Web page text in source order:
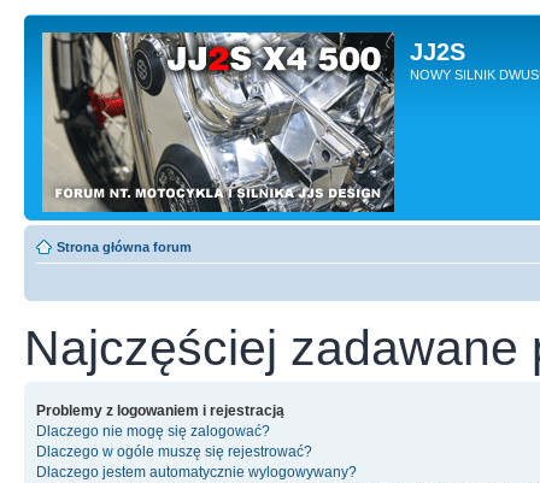
JJ2S
NOWY SILNIK
Strona główna forum
Najczęściej zadawane
Problemy z logowaniem i rejestracją
Dlaczego nie mogę się zalogować?
Dlaczego w ogóle muszę się rejestrować?
Dlaczego jestem automatycznie wylogowywany?